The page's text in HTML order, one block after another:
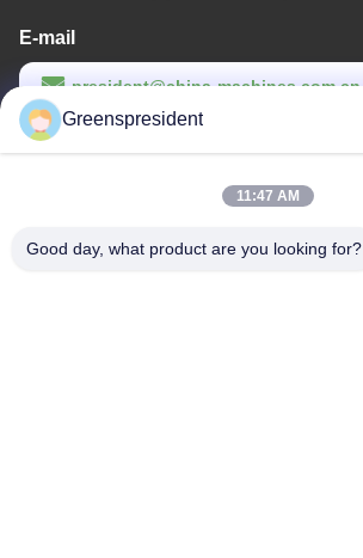
E-mail
president@china-machines.com.cn
Werktijd
Greenspresident
11:47 AM
Good day, what product are you looking for?